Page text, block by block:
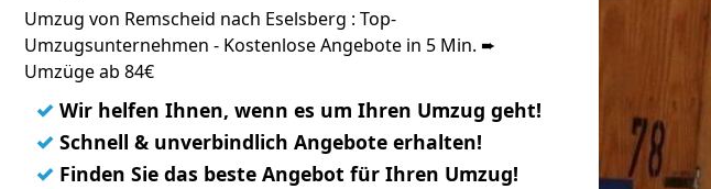
Umzug von Remscheid nach Eselsberg : Top-
Umzugsunternehmen - Kostenlose Angebote in 5 Min. ➨
Umzüge ab 84€
✓ Wir helfen Ihnen, wenn es um Ihren Umzug geht!
✓ Schnell & unverbindlich Angebote erhalten!
✓ Finden Sie das beste Angebot für Ihren Umzug!